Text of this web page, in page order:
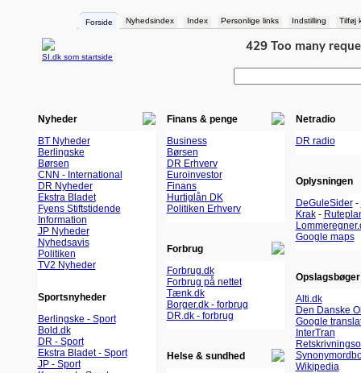
Forside Nyhedsindex Index Personlige links Indstilling Tilføj
SI.dk som startside
Nyheder
BT Nyheder
Berlingske
Børsen
CNN - International
DR Nyheder
Ekstra Bladet
Fyens Stiftstidende
Information
JP Nyheder
Nyhedsavis
Politiken
TV2 Nyheder
Sportsnyheder
Berlingske - Sport
Bold.dk
DR - Sport
Ekstra Bladet - Sport
JP - Sport
Finans & penge
Business
Børsen
DR Erhverv
Euroinvestor
Finans
Hurtiglån DK
Politiken Erhverv
Forbrug
Forbrug.dk
Forbrug på nettet
Tænk.dk
Borger.dk - forbrug
DR.dk - forbrug
Helse & sundhed
Netradio
DR radio
Oplysningen
DeGuleSider-
Krak-
Google maps
Opslagsbøger
Alti.dk
Den Danske
Google
InterTran
Wikipedia